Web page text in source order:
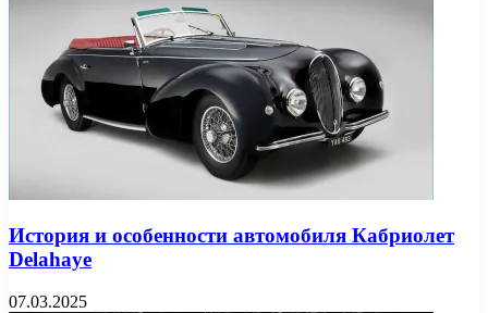
История и особенности автомобиля Кабриолет
Delahaye
07.03.2025